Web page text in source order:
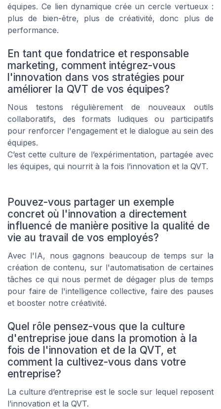
équipes. Ce lien dynamique crée un cercle vertueux :
plus de bien-être, plus de créativité, donc plus de
performance.
En tant que fondatrice et responsable
marketing, comment intégrez-vous
l'innovation dans vos stratégies pour
améliorer la QVT de vos équipes?
Nous testons régulièrement de nouveaux outils
collaboratifs, des formats ludiques ou participatifs
pour renforcer l'engagement et le dialogue au sein des
équipes.
C’est cette culture de l’expérimentation, partagée avec
les équipes, qui nourrit à la fois l’innovation et la QVT.
Pouvez-vous partager un exemple
concret où l'innovation a directement
influencé de manière positive la qualité de
vie au travail de vos employés?
Avec l'IA, nous gagnons beaucoup de temps sur la
création de contenu, sur l'automatisation de certaines
tâches ce qui nous permet de dégager plus de temps
pour faire de l'intelligence collective, faire des pauses
et booster notre créativité.
Quel rôle pensez-vous que la culture
d'entreprise joue dans la promotion à la
fois de l'innovation et de la QVT, et
comment la cultivez-vous dans votre
entreprise?
La culture d’entreprise est le socle sur lequel reposent
l’innovation et la QVT.